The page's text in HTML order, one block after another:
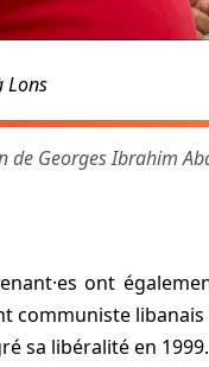
Lons
de Georges Ibrahim
ont
communiste
sa libéralité en 1999.